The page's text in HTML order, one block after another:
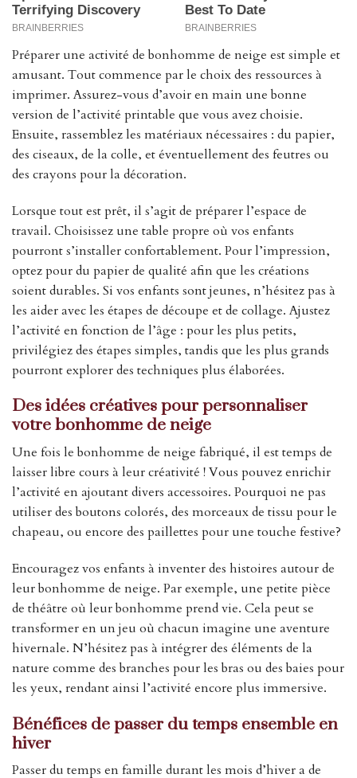
Préparer une activité de bonhomme de neige est simple et
amusant. Tout commence par le choix des ressources à
imprimer. Assurez-vous d’avoir en main une bonne
version de l’activité printable que vous avez choisie.
Ensuite, rassemblez les matériaux nécessaires : du papier,
des ciseaux, de la colle, et éventuellement des feutres ou
des crayons pour la décoration.
Lorsque tout est prêt, il s’agit de préparer l’espace de
travail. Choisissez une table propre où vos enfants
pourront s’installer confortablement. Pour l’impression,
optez pour du papier de qualité afin que les créations
soient durables. Si vos enfants sont jeunes, n’hésitez pas à
les aider avec les étapes de découpe et de collage. Ajustez
l’activité en fonction de l’âge : pour les plus petits,
privilégiez des étapes simples, tandis que les plus grands
pourront explorer des techniques plus élaborées.
Des idées créatives pour personnaliser
votre bonhomme de neige
Une fois le bonhomme de neige fabriqué, il est temps de
laisser libre cours à leur créativité ! Vous pouvez enrichir
l’activité en ajoutant divers accessoires. Pourquoi ne pas
utiliser des boutons colorés, des morceaux de tissu pour le
chapeau, ou encore des paillettes pour une touche festive?
Encouragez vos enfants à inventer des histoires autour de
leur bonhomme de neige. Par exemple, une petite pièce
de théâtre où leur bonhomme prend vie. Cela peut se
transformer en un jeu où chacun imagine une aventure
hivernale. N’hésitez pas à intégrer des éléments de la
nature comme des branches pour les bras ou des baies pour
les yeux, rendant ainsi l’activité encore plus immersive.
Bénéfices de passer du temps ensemble en
hiver
Passer du temps en famille durant les mois d’hiver a de